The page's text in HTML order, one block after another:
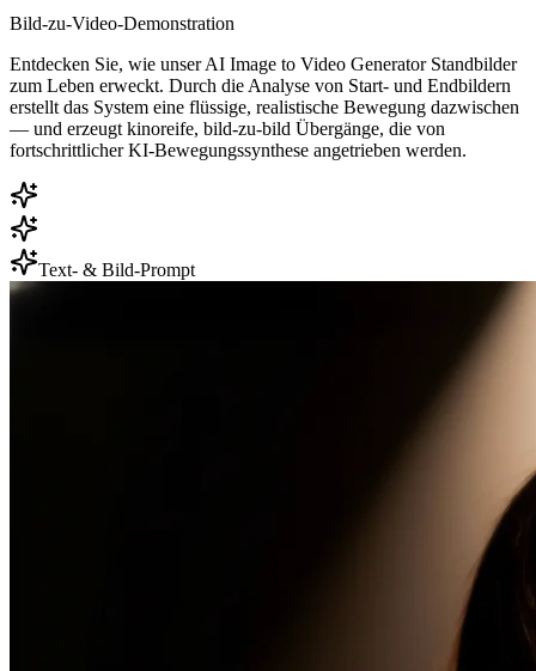
Bild-zu-Video-Demonstration
Entdecken Sie, wie unser AI Image to Video Generator Standbilder
zum Leben erweckt. Durch die Analyse von Start- und Endbildern
erstellt das System eine flüssige, realistische Bewegung dazwischen
— und erzeugt kinoreife, bild-zu-bild Übergänge, die von
fortschrittlicher KI-Bewegungssynthese angetrieben werden.
Text- & Bild-Prompt